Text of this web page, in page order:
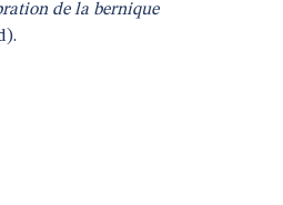
de la bernique